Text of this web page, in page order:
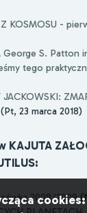
Z KOSMOSU -
George S. Patton
tego
JACKOWSKI:
(Pt, 23 marca 2018)
KAJUTA
2008/2009